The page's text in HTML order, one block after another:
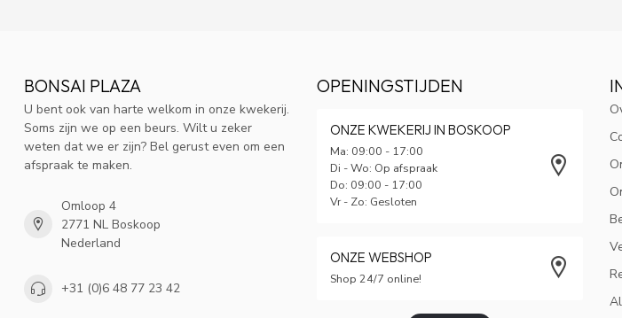
BONSAI PLAZA
U bent ook van harte welkom in onze kwekerij.
Soms zijn we op een beurs. Wilt u zeker
weten dat we er zijn? Bel gerust even om een
afspraak te maken.
Omloop 4
2771 NL Boskoop
Nederland
+31 (0)6 48 77 23 42
OPENINGSTIJDEN
ONZE KWEKERIJ IN BOSKOOP
Ma: 09:00 - 17:00
Di - Wo: Op afspraak
Do: 09:00 - 17:00
Vr - Zo: Gesloten
ONZE WEBSHOP
Shop 24/7 online!